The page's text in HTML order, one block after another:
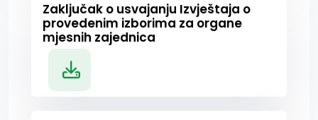
Zaključak o usvajanju Izvještaja o
provedenim izborima za organe
mjesnih zajednica